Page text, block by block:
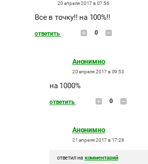
20 апреля 2017 в 07:56
Все в точку!! на 100%!!
ответить 0
Анонимно
20 апреля 2017 в 09:53
на 1000%
ответить 0
Анонимно
21 апреля 2017 в 17:28
ответил на комментарий